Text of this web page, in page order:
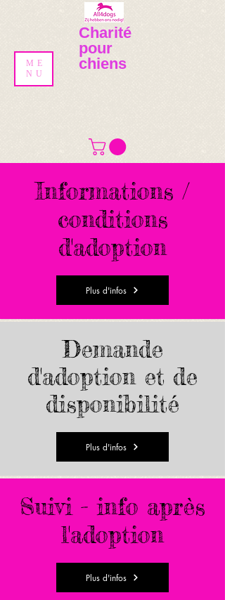
Charité
pour
chiens
ME
NU
Informations /
conditions
d'adoption
Plus d'infos
Demande
d'adoption et de
disponibilité
Plus d'infos
Suivi - info après
l'adoption
Plus d'infos